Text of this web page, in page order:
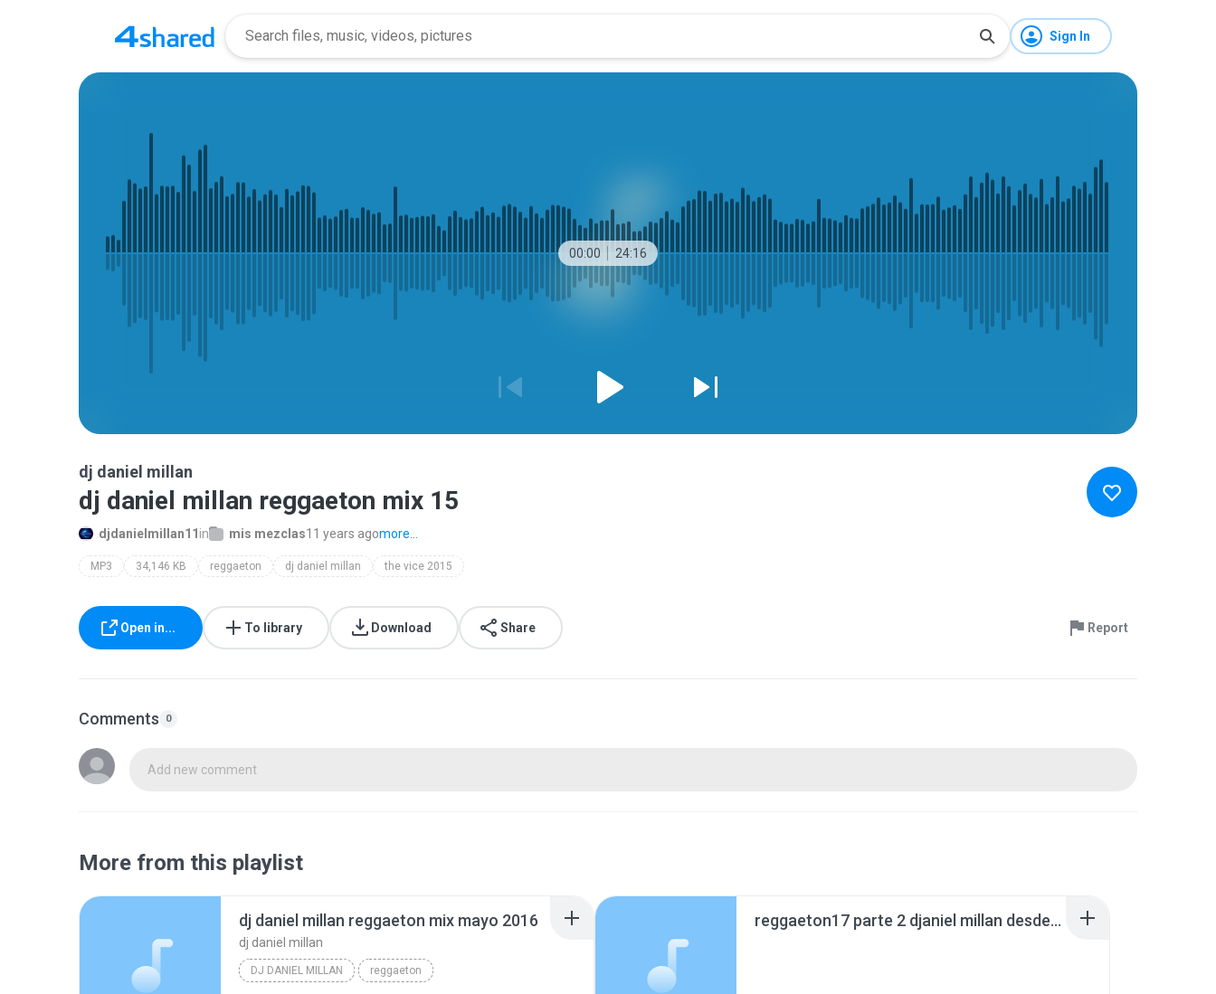
Sign In
00:00 24:16
dj daniel millan
dj daniel millan reggaeton mix 15
djdanielmillan11 in mis mezclas11 years agomore...
MP3 34,146 KB reggaeton dj daniel millan the vice 2015
Open in... To library Download Share Report
Comments 0
Add new comment
More from this playlist
dj daniel millan reggaeton mix mayo 2016
dj daniel millan
DJ DANIEL MILLAN reggaeton
reggaeton17 parte 2 djaniel millan desde aragua.mp3